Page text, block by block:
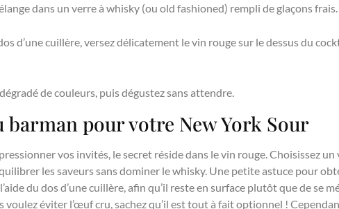
dans un verre à whisky (ou old fashioned) rempli de glaçons frais.
d’une cuillère, versez délicatement le vin rouge sur le dessus du
de couleurs, puis dégustez sans attendre.
barman pour votre New York Sour
vos invités, le secret réside dans le vin rouge. Choisissez
les saveurs sans dominer le whisky. Une petite astuce pour
du dos d’une cuillère, afin qu’il reste en surface plutôt que de se
voulez éviter l’œuf cru, sachez qu’il est tout à fait optionnel !